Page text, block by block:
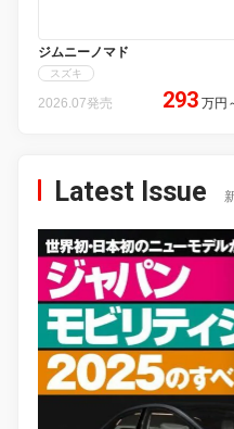
ジムニーノマド
スズキ
2026.07発売 293 万円
Latest Issue